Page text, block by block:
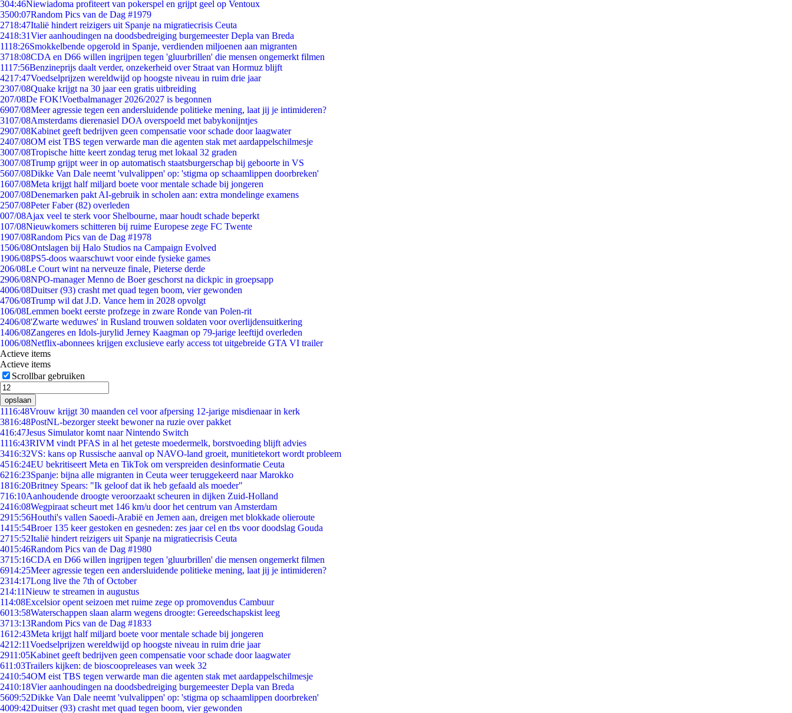
304:46Niewiadoma profiteert van pokerspel en grijpt geel op Ventoux
3500:07Random Pics van de Dag #1979
2718:47Italië hindert reizigers uit Spanje na migratiecrisis Ceuta
2418:31Vier aanhoudingen na doodsbedreiging burgemeester Depla van Breda
1118:26Smokkelbende opgerold in Spanje, verdienden miljoenen aan migranten
3718:08CDA en D66 willen ingrijpen tegen 'gluurbrillen' die mensen ongemerkt filmen
1117:56Benzineprijs daalt verder, onzekerheid over Straat van Hormuz blijft
4217:47Voedselprijzen wereldwijd op hoogste niveau in ruim drie jaar
2307/08Quake krijgt na 30 jaar een gratis uitbreiding
207/08De FOK!Voetbalmanager 2026/2027 is begonnen
6907/08Meer agressie tegen een andersluidende politieke mening, laat jij je intimideren?
3107/08Amsterdams dierenasiel DOA overspoeld met babykonijntjes
2907/08Kabinet geeft bedrijven geen compensatie voor schade door laagwater
2407/08OM eist TBS tegen verwarde man die agenten stak met aardappelschilmesje
3007/08Tropische hitte keert zondag terug met lokaal 32 graden
3007/08Trump grijpt weer in op automatisch staatsburgerschap bij geboorte in VS
5607/08Dikke Van Dale neemt 'vulvalippen' op: 'stigma op schaamlippen doorbreken'
1607/08Meta krijgt half miljard boete voor mentale schade bij jongeren
2007/08Denemarken pakt AI-gebruik in scholen aan: extra mondelinge examens
2507/08Peter Faber (82) overleden
007/08Ajax veel te sterk voor Shelbourne, maar houdt schade beperkt
107/08Nieuwkomers schitteren bij ruime Europese zege FC Twente
1907/08Random Pics van de Dag #1978
1506/08Ontslagen bij Halo Studios na Campaign Evolved
1906/08PS5-doos waarschuwt voor einde fysieke games
206/08Le Court wint na nerveuze finale, Pieterse derde
2906/08NPO-manager Menno de Boer geschorst na dickpic in groepsapp
4006/08Duitser (93) crasht met quad tegen boom, vier gewonden
4706/08Trump wil dat J.D. Vance hem in 2028 opvolgt
106/08Lemmen boekt eerste profzege in zware Ronde van Polen-rit
2406/08'Zwarte weduwes' in Rusland trouwen soldaten voor overlijdensuitkering
1406/08Zangeres en Idols-jurylid Jerney Kaagman op 79-jarige leeftijd overleden
1006/08Netflix-abonnees krijgen exclusieve early access tot uitgebreide GTA VI trailer
Actieve items
Actieve items
Scrollbar gebruiken
opslaan
1116:48Vrouw krijgt 30 maanden cel voor afpersing 12-jarige misdienaar in kerk
3816:48PostNL-bezorger steekt bewoner na ruzie over pakket
416:47Jesus Simulator komt naar Nintendo Switch
1116:43RIVM vindt PFAS in al het geteste moedermelk, borstvoeding blijft advies
3416:32VS: kans op Russische aanval op NAVO-land groeit, munitietekort wordt probleem
4516:24EU bekritiseert Meta en TikTok om verspreiden desinformatie Ceuta
6216:23Spanje: bijna alle migranten in Ceuta weer teruggekeerd naar Marokko
1816:20Britney Spears: "Ik geloof dat ik heb gefaald als moeder"
716:10Aanhoudende droogte veroorzaakt scheuren in dijken Zuid-Holland
2416:08Wegpiraat scheurt met 146 km/u door het centrum van Amsterdam
2915:56Houthi's vallen Saoedi-Arabië en Jemen aan, dreigen met blokkade olieroute
1415:54Broer 135 keer gestoken en gesneden: zes jaar cel en tbs voor doodslag Gouda
2715:52Italië hindert reizigers uit Spanje na migratiecrisis Ceuta
4015:46Random Pics van de Dag #1980
3715:16CDA en D66 willen ingrijpen tegen 'gluurbrillen' die mensen ongemerkt filmen
6914:25Meer agressie tegen een andersluidende politieke mening, laat jij je intimideren?
2314:17Long live the 7th of October
214:11Nieuw te streamen in augustus
114:08Excelsior opent seizoen met ruime zege op promovendus Cambuur
6013:58Waterschappen slaan alarm wegens droogte: Gereedschapskist leeg
3713:13Random Pics van de Dag #1833
1612:43Meta krijgt half miljard boete voor mentale schade bij jongeren
4212:11Voedselprijzen wereldwijd op hoogste niveau in ruim drie jaar
2911:05Kabinet geeft bedrijven geen compensatie voor schade door laagwater
611:03Trailers kijken: de bioscoopreleases van week 32
2410:54OM eist TBS tegen verwarde man die agenten stak met aardappelschilmesje
2410:18Vier aanhoudingen na doodsbedreiging burgemeester Depla van Breda
5609:52Dikke Van Dale neemt 'vulvalippen' op: 'stigma op schaamlippen doorbreken'
4009:42Duitser (93) crasht met quad tegen boom, vier gewonden